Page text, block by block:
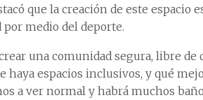
que la creación de este espacio
medio del deporte.
una comunidad segura, libre
haya espacios inclusivos, y qué
a ver normal y habrá muchos